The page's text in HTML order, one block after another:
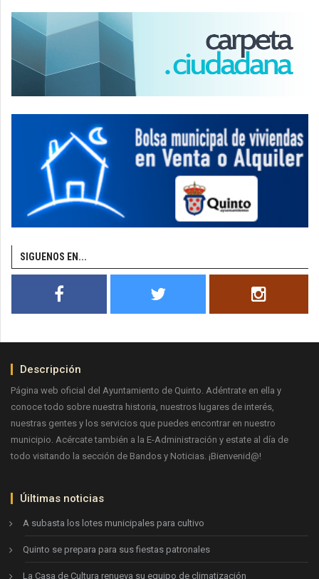
SIGUENOS EN...
Descripción
Página web oficial del Ayuntamiento de Quinto. Adéntrate en ella y
conoce todo sobre nuestra historia, nuestros lugares de interés,
nuestras gentes y los servicios que puedes encontrar en nuestro
municipio. Acércate también a la E-Administración y estate al día de
todo visitando la sección de Bandos y Noticias. ¡Bienvenid@!
Úiltimas noticias
A subasta los lotes municipales para cultivo
Quinto se prepara para sus fiestas patronales
La Casa de Cultura renueva su equipo de climatización